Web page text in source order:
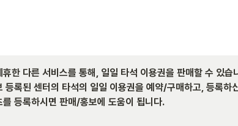
한 다른 서비스를 통해, 일일 타석 이용권을 판매할 수 있습
등록된 센터의 타석의 일일 이용권을 예약/구매하고, 등록하
를 등록하시면 판매/홍보에 도움이 됩니다.